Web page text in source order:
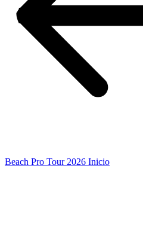
Beach Pro Tour 2026 Inicio